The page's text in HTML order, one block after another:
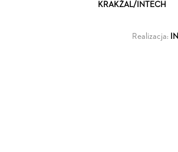
KRAKŻAL/INTECH
Realizacja: